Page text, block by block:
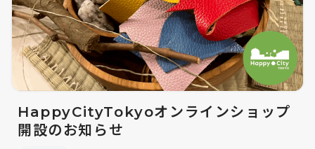
HappyCityTokyoオンラインショップ
開設のお知らせ